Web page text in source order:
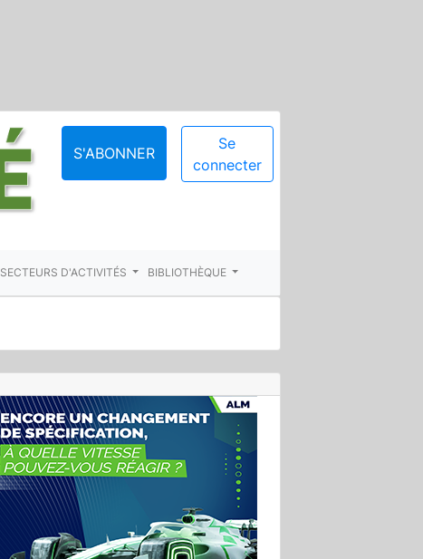
S'ABONNER
Se
connecter
SECTEURS D'ACTIVITÉS BIBLIOTHÈQUE